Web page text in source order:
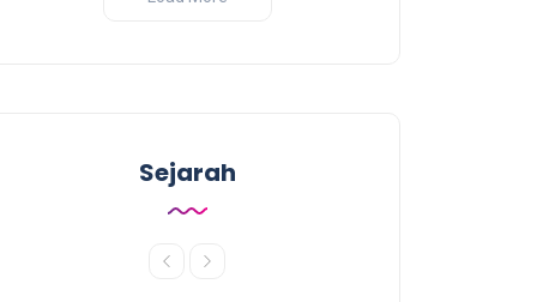
Sejarah